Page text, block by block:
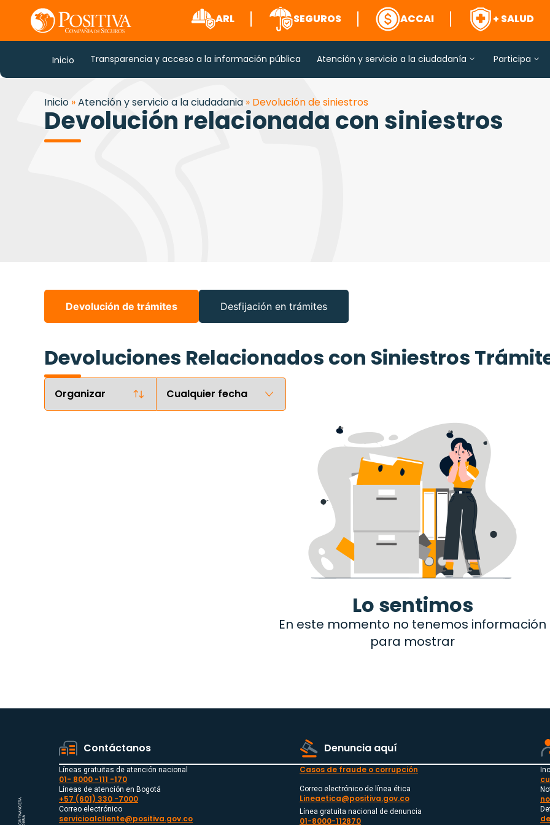
ARL SEGUROS ACCAI + SALUD
Inicio Transparencia y acceso a la información pública Atención y servicio a la ciudadanía Participa
Inicio »Atención y servicio a la ciudadania » Devolución de siniestros
Devolución relacionada con siniestros
Devolución de trámites Desfijación en trámites
Devoluciones Relacionados con Siniestros
Lo sentimos
En este momento no tenemos información
para mostrar
Contáctanos
Líneas gratuitas de atención nacional
01- 8000 -111 -170
Líneas de atención en Bogotá
+57 (601) 330 -7000
Correo electrónico
servicioalcliente@positiva.gov.co
Denuncia aquí
Casos de fraude o corrupción
Correo electrónico de línea ética
Lineaetica@positiva.gov.co
Línea gratuita nacional de denuncia
01-8000-112870